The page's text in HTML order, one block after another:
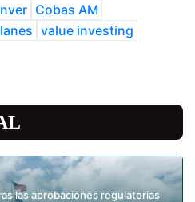
Cobas AM
value investing
las aprobaciones regulatorias